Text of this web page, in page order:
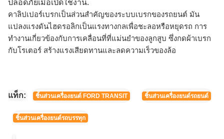
ปลอดภัยเมื่อเปิดใช้งาน.
คาลิปเปอร์เบรกเป็นส่วนสำคัญของระบบเบรกของรถยนต์ มัน
แปลงแรงดันไฮดรอลิกเป็นแรงทางกลเพื่อชะลอหรือหยุดรถ การ
ทำงานเกี่ยวข้องกับการเคลื่อนที่ที่แม่นยำของลูกสูบ ซึ่งกดผ้าเบรก
กับโรเตอร์ สร้างแรงเสียดทานและลดความเร็วของล้อ
แท็ก: ชิ้นส่วนเครื่องยนต์ FORD TRANSIT ชิ้นส่วนเครื่องยนต์รถยนต์
ชิ้นส่วนเครื่องยนต์รถบรรทุก